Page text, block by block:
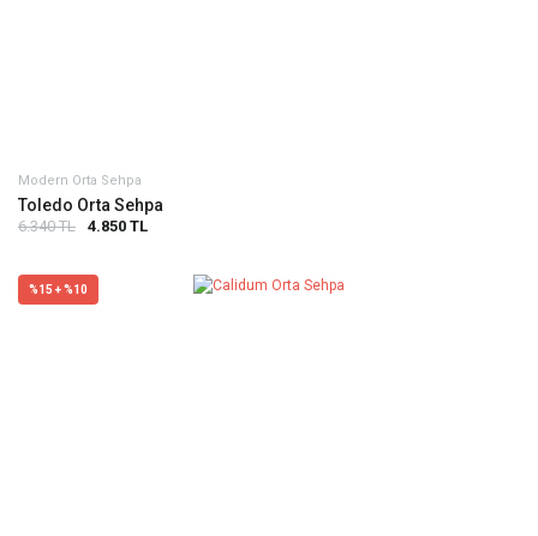
Modern Orta Sehpa
Toledo Orta Sehpa
6.340 TL 4.850 TL
%15 + %10